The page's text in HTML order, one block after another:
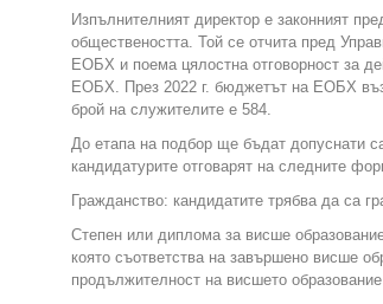
Изпълнителният директор е законният
обществеността. Той се отчита пред
ЕОБХ и поема цялостна отговорност за
ЕОБХ. През 2022 г. бюджетът на ЕОБХ
брой на служителите е 584.
До етапа на подбор ще бъдат допуснати
кандидатурите отговарят на следните
Гражданство: кандидатите трябва да са
Степен или диплома за висше
която съответства на завършено висше
продължителност на висшето